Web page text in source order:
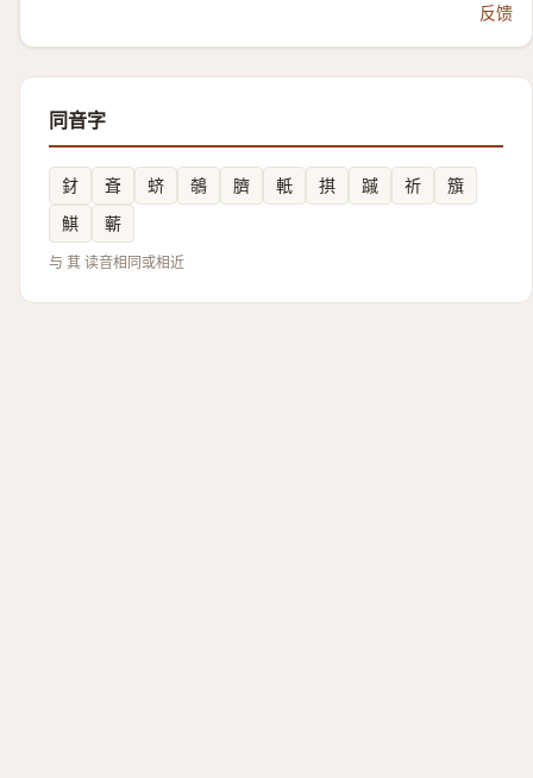
反馈
同音字
釮 斊 蛴 鵸 臍 軝 掑 䠞 祈
籏
鯕
蘄
与 萁 读音相同或相近